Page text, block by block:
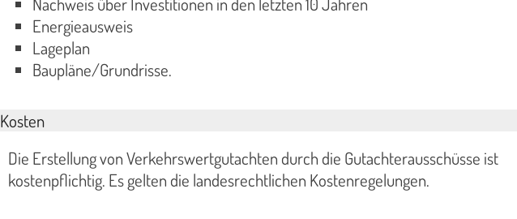
Energieausweis
Lageplan
Baupläne/Grundrisse.
Kosten
Die Erstellung von Verkehrswertgutachten durch die Gutachterausschüsse ist
kostenpflichtig. Es gelten die landesrechtlichen Kostenregelungen.